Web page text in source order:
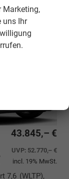
43.845,– €
UVP: 52.770,– €
incl. 19% MwSt.
7,6 (WLTP),
Marketing,
uns Ihr